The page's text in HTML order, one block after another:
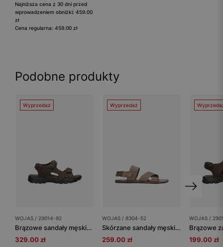
Najniższa cena z 30 dni przed
wprowadzeniem obniżki: 459.00
zł
Cena regularna: 459.00 zł
Podobne produkty
Wyprzedaż
WOJAS / 29014-92
Brązowe sandały męskie ze skóry crazy horse
329.00 zł
Wyprzedaż
WOJAS / 8304-52
Skórzane sandały męskie w brązowym wydaniu
259.00 zł
WOJAS /
199.00 zł